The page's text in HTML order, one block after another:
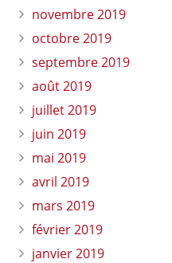
novembre 2019
octobre 2019
septembre 2019
août 2019
juillet 2019
juin 2019
mai 2019
avril 2019
mars 2019
février 2019
janvier 2019